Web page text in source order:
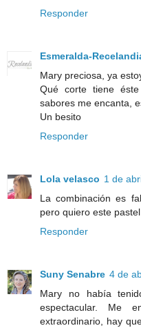
Responder
Esmeralda-
Mary preciosa, ya
Qué corte tiene
sabores me encanta,
Un besito
Responder
Lola velasco 1 de
La combinación es
pero quiero este pastel
Responder
Suny Senabre 4 de
Mary no había
espectacular. Me
extraordinario, hay